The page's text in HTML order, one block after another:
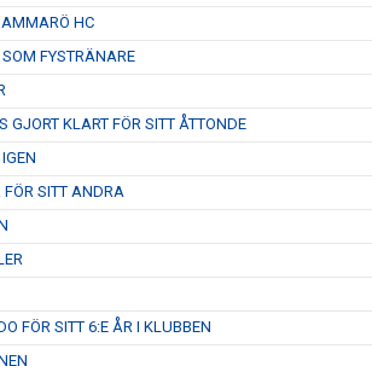
HC
FYSTRÄNARE
GJORT KLART FÖR SITT ÅTTONDE
FÖR SITT ANDRA
FÖR SITT 6:E ÅR I KLUBBEN